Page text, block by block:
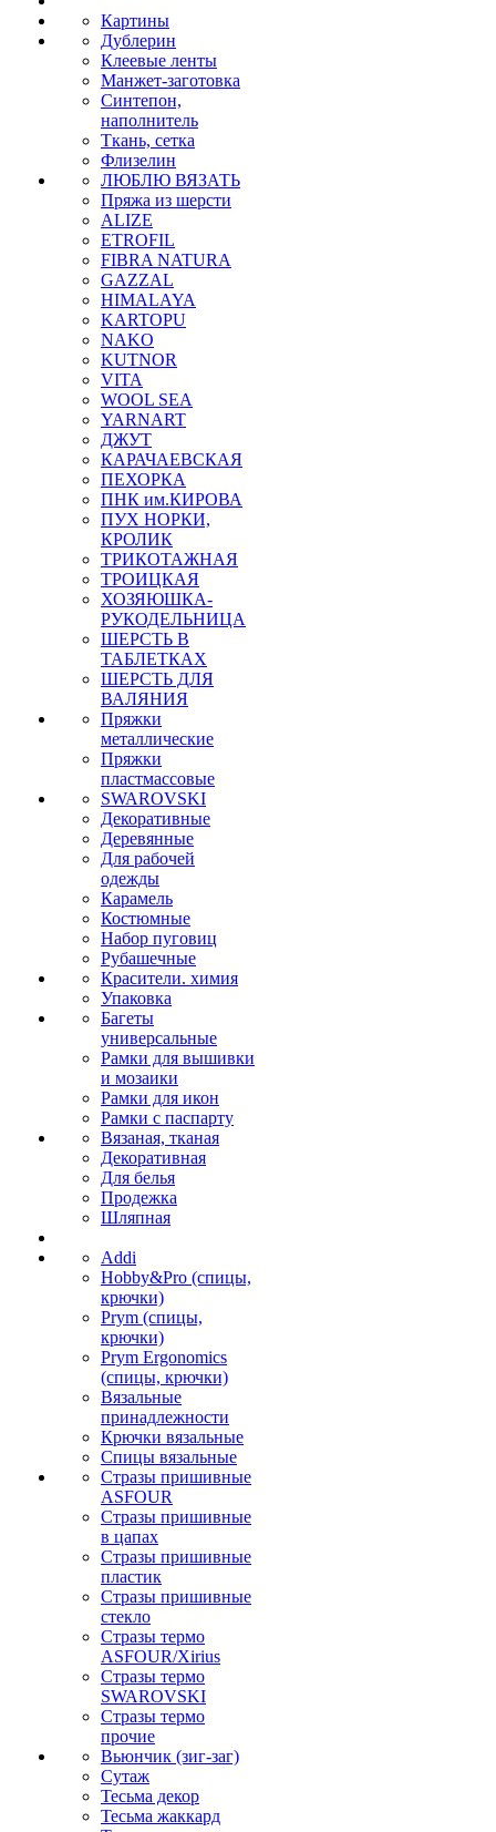
Картины
Дублерин
Клеевые ленты
Манжет-заготовка
Синтепон,
наполнитель
Ткань, сетка
Флизелин
ЛЮБЛЮ ВЯЗАТЬ
Пряжа из шерсти
ALIZE
ETROFIL
FIBRA NATURA
GAZZAL
HIMALAYA
KARTOPU
NAKO
KUTNOR
VITA
WOOL SEA
YARNART
ДЖУТ
КАРАЧАЕВСКАЯ
ПЕХОРКА
ПНК им.КИРОВА
ПУХ НОРКИ,
КРОЛИК
ТРИКОТАЖНАЯ
ТРОИЦКАЯ
ХОЗЯЮШКА-
РУКОДЕЛЬНИЦА
ШЕРСТЬ В
ТАБЛЕТКАХ
ШЕРСТЬ ДЛЯ
ВАЛЯНИЯ
Пряжки
металлические
Пряжки
пластмассовые
SWAROVSKI
Декоративные
Деревянные
Для рабочей
одежды
Карамель
Костюмные
Набор пуговиц
Рубашечные
Красители. химия
Упаковка
Багеты
универсальные
Рамки для вышивки
и мозаики
Рамки для икон
Рамки с паспарту
Вязаная, тканая
Декоративная
Для белья
Продежка
Шляпная
Addi
Hobby&Pro (спицы,
крючки)
Prym (спицы,
крючки)
Prym Ergonomics
(спицы, крючки)
Вязальные
принадлежности
Крючки вязальные
Спицы вязальные
Стразы пришивные
ASFOUR
Стразы пришивные
в цапах
Стразы пришивные
пластик
Стразы пришивные
стекло
Стразы термо
ASFOUR/Xirius
Стразы термо
SWAROVSKI
Стразы термо
прочие
Вьюнчик (зиг-заг)
Сутаж
Тесьма декор
Тесьма жаккард